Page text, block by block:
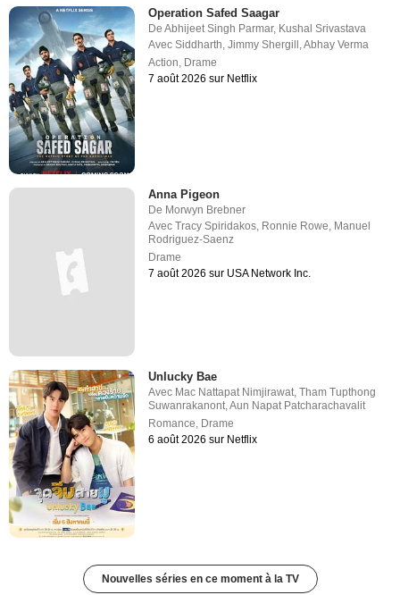
Operation Safed Saagar
DeAbhijeet Singh Parmar, Kushal Srivastava
AvecSiddharth,Jimmy Shergill ,Abhay Verma
Action, Drame
7 août 2026 sur Netflix
Anna Pigeon
De Morwyn Brebner
AvecTracy Spiridakos, Ronnie Rowe, Manuel
Rodriguez-Saenz
Drame
7 août 2026 sur USA Network Inc.
Unlucky Bae
Avec Mac Nattapat Nimjirawat ,Tham Tupthong
Suwanrakanont ,Aun Napat Patcharachavalit
Romance Drame
6 août 2026 sur Netflix
Nouvelles séries en ce moment à la TV